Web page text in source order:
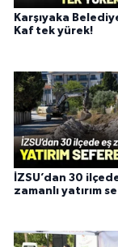
Karşıyaka
Kaf tek yürek!
İZSU’dan 30
zamanlı yatırım